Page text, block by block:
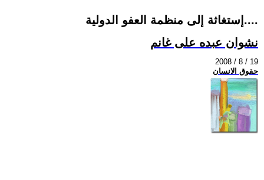
إستغاثة إلى منظمة العفو الدولية....
نشوان عبده على غانم
2008 / 8 / 19
حقوق الانسان